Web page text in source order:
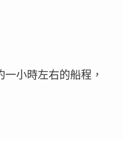
小時左右的船程，